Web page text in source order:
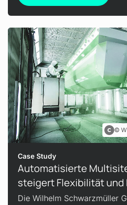
Case Study
Automatisierte
steigert Flexibilität und
Die Wilhelm Schwarzmüller